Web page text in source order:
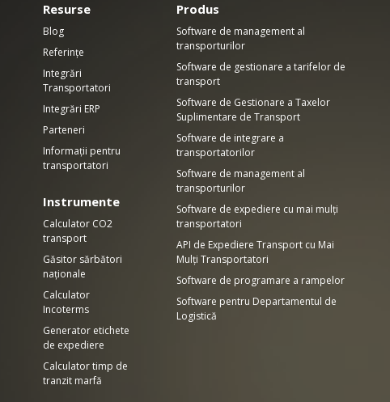
Resurse
Blog
Referințe
Integrări
Transportatori
Integrări ERP
Parteneri
Informații pentru
transportatori
Instrumente
Calculator CO2
transport
Găsitor sărbători
naționale
Calculator
Incoterms
Generator etichete
de expediere
Calculator timp de
tranzit marfă
Produs
Software de management al
transporturilor
Software de gestionare a tarifelor de
transport
Software de Gestionare a Taxelor
Suplimentare de Transport
Software de integrare a
transportatorilor
Software de management al
transporturilor
Software de expediere cu mai mulți
transportatori
API de Expediere Transport cu Mai
Mulți Transportatori
Software de programare a rampelor
Software pentru Departamentul de
Logistică